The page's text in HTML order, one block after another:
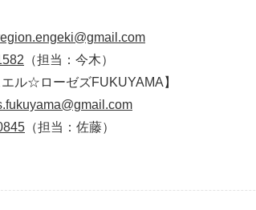
（担当：今木）
エル☆ローゼズFUKUYAMA】
（担当：佐藤）